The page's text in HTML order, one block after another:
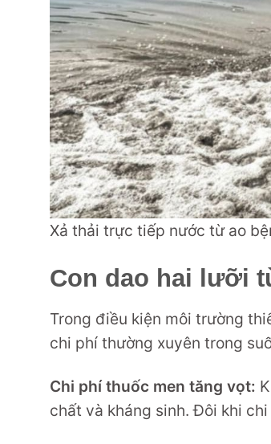
Xả thải trực tiếp nước từ ao
Con dao hai lưỡi
Trong điều kiện môi trường
chi phí thường xuyên trong
Chi phí thuốc men tăng vọt:
chất và kháng sinh. Đôi khi